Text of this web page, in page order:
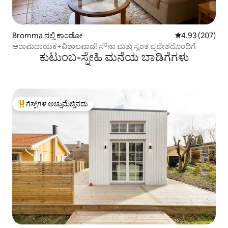
Bromma ನಲ್ಲಿ ಕಾಂಡೋ 5 ರಲ್ಲಿ 4.93
4.93 (207)
ಆರಾಮದಾಯಕ+ವಿಶಾಲವಾದ! ಸೌನಾ ಮತ್ತು ಸ್ವಂತ ಪ್ರವೇಶದೊಂದಿಗೆ
ಕುಟುಂಬ-ಸ್ನೇಹಿ ಮನೆಯ ಬಾಡಿಗೆಗಳು
ಗೆಸ್ಟ್‌ಗಳಿಗೆ ಅತಿ ಹೆಚ್ಚು ಅಚ್ಚುಮೆಚ್ಚಿನದು
ಗೆಸ್ಟ್‌ಗಳ ಅಚ್ಚುಮೆಚ್ಚಿನದು